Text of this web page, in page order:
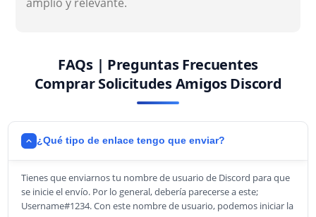
FAQs | Preguntas Frecuentes
Comprar Solicitudes Amigos Discord
¿Qué tipo de enlace tengo que enviar?
Tienes que enviarnos tu nombre de usuario de Discord para que
se inicie el envío. Por lo general, debería parecerse a este;
Username#1234. Con este nombre de usuario, podemos iniciar la